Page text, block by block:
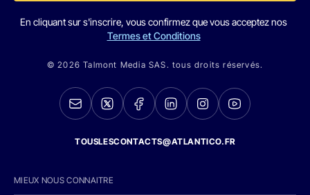
En cliquant sur s'inscrire, vous confirmez que vous acceptez nos
Termes et Conditions
© 2026 Talmont Media SAS. tous droits réservés.
TOUSLESCONTACTS@ATLANTICO.FR
MIEUX NOUS CONNAITRE